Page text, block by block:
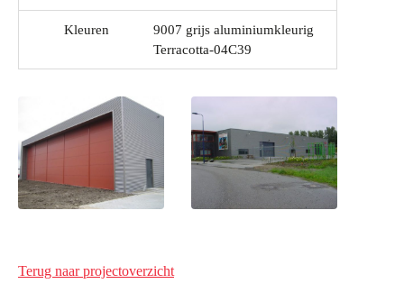
Kleuren
9007 grijs aluminiumkleurig
Terracotta-04C39
Terug naar projectoverzicht